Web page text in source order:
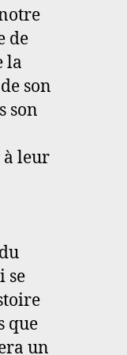
graines
potagères
en
Normandie
?
de
la
son
son
à leur
se
que
un